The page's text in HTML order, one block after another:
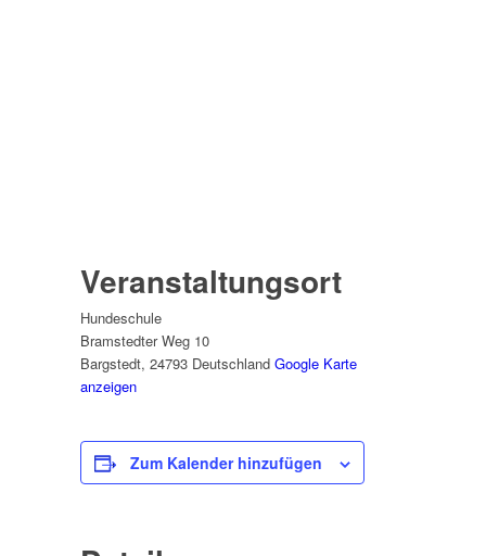
Veranstaltungsort
Hundeschule
Bramstedter Weg 10
Bargstedt, 24793 Deutschland Google Karte
anzeigen
Zum Kalender hinzufügen